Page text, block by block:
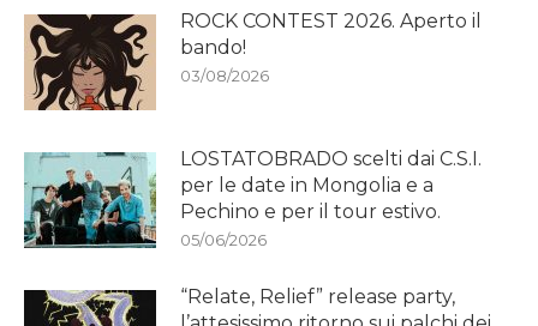
ROCK CONTEST 2026. Aperto il
bando!
03/08/2026
LOSTATOBRADO scelti dai C.S.I.
per le date in Mongolia e a
Pechino e per il tour estivo.
05/06/2026
“Relate, Relief” release party,